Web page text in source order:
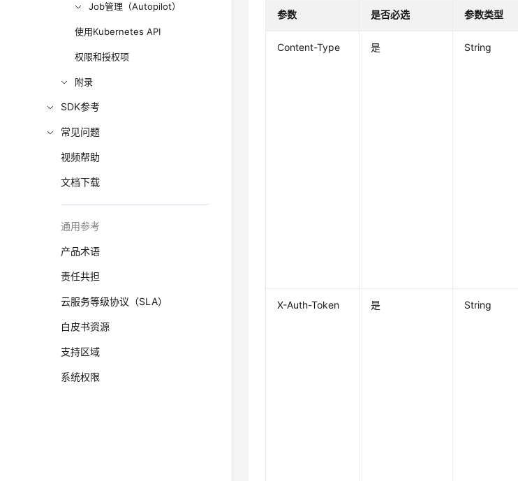
Job管理（Autopilot）
使用Kubernetes API
权限和授权项
附录
SDK参考
常见问题
视频帮助
文档下载
通用参考
产品术语
责任共担
云服务等级协议（SLA）
白皮书资源
支持区域
系统权限
参数 是否必选 参数类型
Content-Type 是 String
X-Auth-Token 是 String